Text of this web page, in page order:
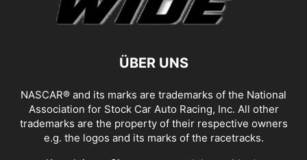
ÜBER UNS
NASCAR® and its marks are trademarks of the National
Association for Stock Car Auto Racing, Inc. All other
trademarks are the property of their respective owners
e.g. the logos and its marks of the racetracks.